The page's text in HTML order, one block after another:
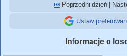
⏮️ Poprzedni dzień |
Ustaw
Informacje o